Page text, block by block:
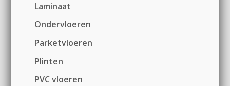
Laminaat
Ondervloeren
Parketvloeren
Plinten
PVC vloeren